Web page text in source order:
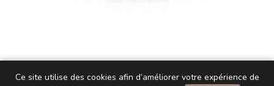
Ce site utilise des cookies afin d’améliorer votre expérience de